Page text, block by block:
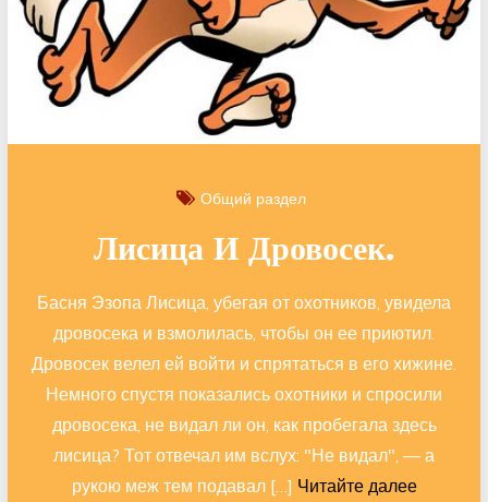
Общий раздел
Лисица И Дровосек.
Басня Эзопа Лисица, убегая от охотников, увидела
дровосека и взмолилась, чтобы он ее приютил.
Дровосек велел ей войти и спрятаться в его хижине.
Немного спустя показались охотники и спросили
дровосека, не видал ли он, как пробегала здесь
лисица? Тот отвечал им вслух: "Не видал", — а
рукою меж тем подавал […] Читайте далее